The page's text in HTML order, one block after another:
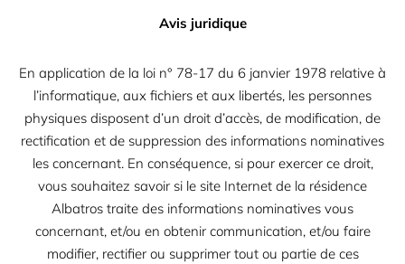
Avis juridique
En application de la loi n° 78-17 du 6 janvier 1978 relative à
l’informatique, aux fichiers et aux libertés, les personnes
physiques disposent d’un droit d’accès, de modification, de
rectification et de suppression des informations nominatives
les concernant. En conséquence, si pour exercer ce droit,
vous souhaitez savoir si le site Internet de la résidence
Albatros traite des informations nominatives vous
concernant, et/ou en obtenir communication, et/ou faire
modifier, rectifier ou supprimer tout ou partie de ces